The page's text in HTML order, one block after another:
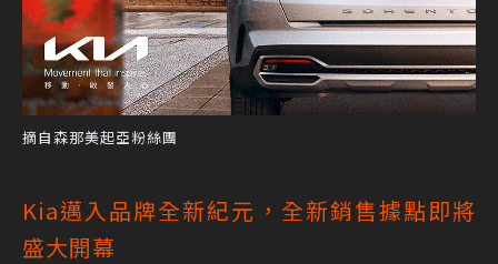
摘自森那美起亞粉絲團
Kia邁入品牌全新紀元，全新銷售據點即將
盛大開幕